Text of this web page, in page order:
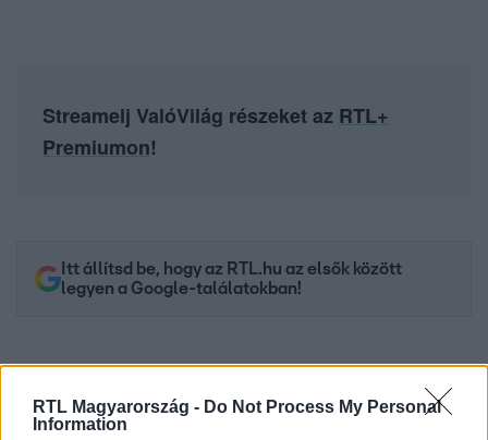
RTL Magyarország - Do Not Process My Personal
Information
Streamelj ValóVilág részeket az RTL+
Premiumon!
Itt állítsd be, hogy az RTL.hu az elsők között
legyen a Google-találatokban!